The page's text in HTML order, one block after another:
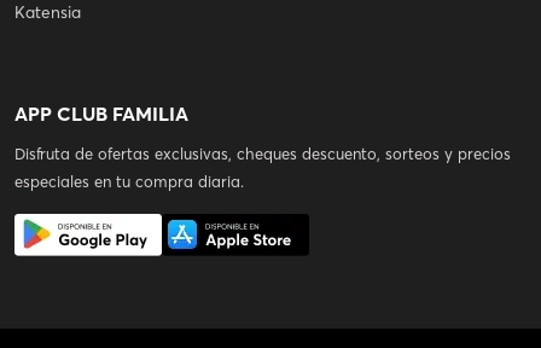
Katensia
APP CLUB FAMILIA
Disfruta de ofertas exclusivas, cheques descuento, sorteos y precios
especiales en tu compra diaria.